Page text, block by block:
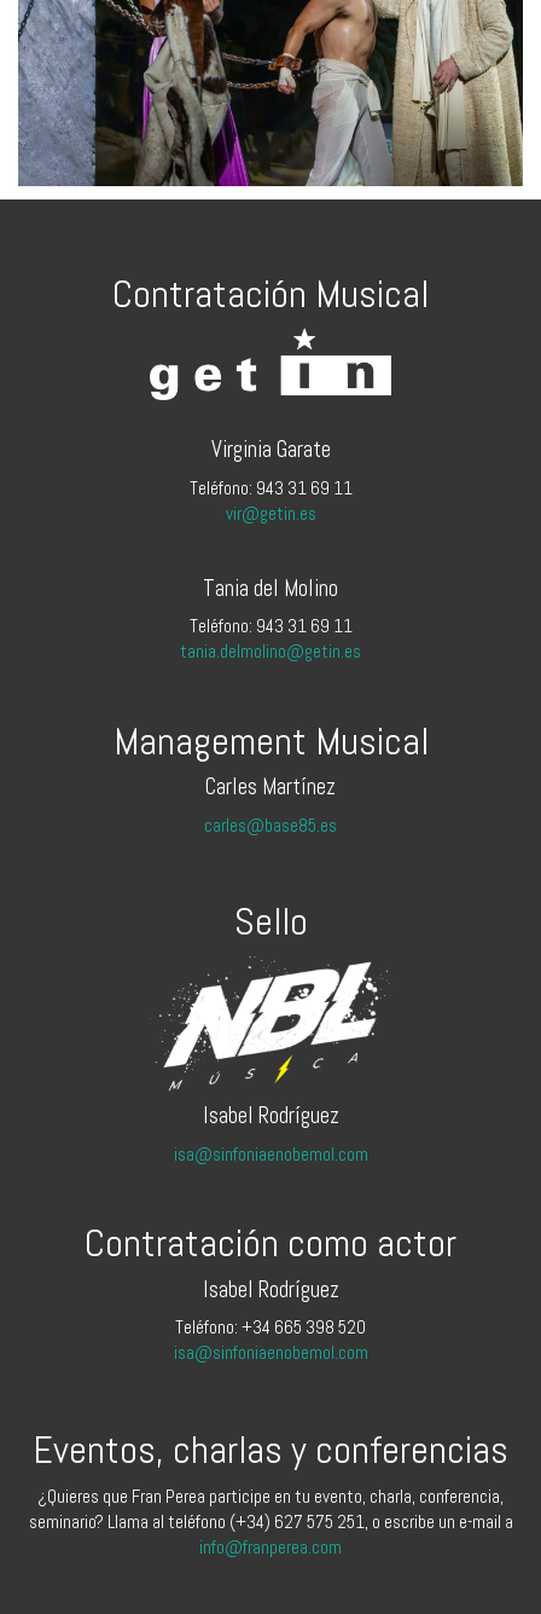
Contratación Musical
Virginia Garate
Teléfono: 943 31 69 11
vir@getin.es
Tania del Molino
Teléfono: 943 31 69 11
tania.delmolino@getin.es
Management Musical
Carles Martínez
carles@base85.es
Sello
Isabel Rodríguez
isa@sinfoniaenobemol.com
Contratación como actor
Isabel Rodríguez
Teléfono: +34 665 398 520
isa@sinfoniaenobemol.com
Eventos, charlas y conferencias
¿Quieres que Fran Perea participe en tu evento, charla, conferencia,
seminario? Llama al teléfono (+34) 627 575 251, o escribe un e-mail a
info@franperea.com